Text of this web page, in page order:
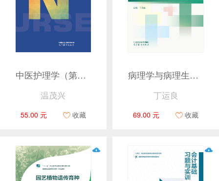
中医护理学（第5版）
温茂兴
55.00 元 收藏
病理学与病理生理学（第5版）
丁运良
69.00 元 收藏